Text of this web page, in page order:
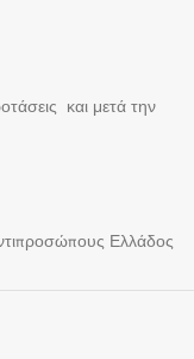
και μετά την
Ελλάδος